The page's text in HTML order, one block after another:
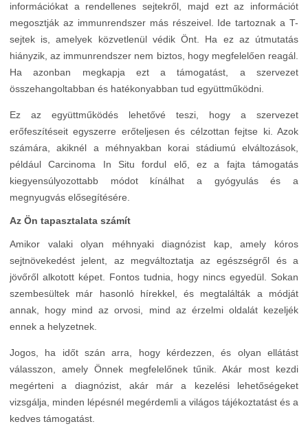
információkat a rendellenes sejtekről, majd ezt az információt
megosztják az immunrendszer más részeivel. Ide tartoznak a T-
sejtek is, amelyek közvetlenül védik Önt. Ha ez az útmutatás
hiányzik, az immunrendszer nem biztos, hogy megfelelően reagál.
Ha azonban megkapja ezt a támogatást, a szervezet
összehangoltabban és hatékonyabban tud együttműködni.
Ez az együttműködés lehetővé teszi, hogy a szervezet
erőfeszítéseit egyszerre erőteljesen és célzottan fejtse ki. Azok
számára, akiknél a méhnyakban korai stádiumú elváltozások,
például Carcinoma In Situ fordul elő, ez a fajta támogatás
kiegyensúlyozottabb módot kínálhat a gyógyulás és a
megnyugvás elősegítésére.
Az Ön tapasztalata számít
Amikor valaki olyan méhnyaki diagnózist kap, amely kóros
sejtnövekedést jelent, az megváltoztatja az egészségről és a
jövőről alkotott képet. Fontos tudnia, hogy nincs egyedül. Sokan
szembesültek már hasonló hírekkel, és megtalálták a módját
annak, hogy mind az orvosi, mind az érzelmi oldalát kezeljék
ennek a helyzetnek.
Jogos, ha időt szán arra, hogy kérdezzen, és olyan ellátást
válasszon, amely Önnek megfelelőnek tűnik. Akár most kezdi
megérteni a diagnózist, akár már a kezelési lehetőségeket
vizsgálja, minden lépésnél megérdemli a világos tájékoztatást és a
kedves támogatást.